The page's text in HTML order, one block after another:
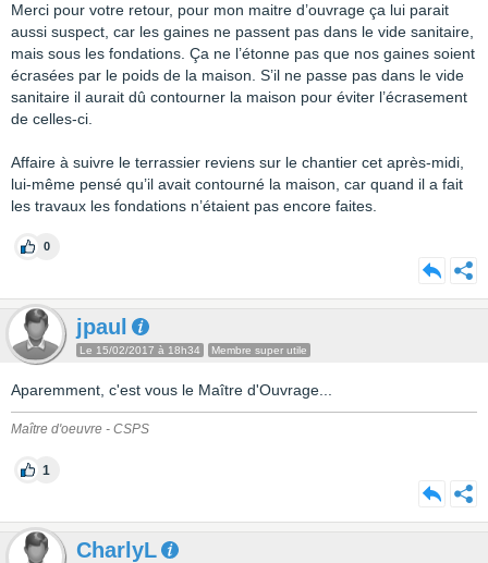
Merci pour votre retour, pour mon maitre d’ouvrage ça lui parait
aussi suspect, car les gaines ne passent pas dans le vide sanitaire,
mais sous les fondations. Ça ne l’étonne pas que nos gaines soient
écrasées par le poids de la maison. S’il ne passe pas dans le vide
sanitaire il aurait dû contourner la maison pour éviter l’écrasement
de celles-ci.
Affaire à suivre le terrassier reviens sur le chantier cet après-midi,
lui-même pensé qu’il avait contourné la maison, car quand il a fait
les travaux les fondations n’étaient pas encore faites.
0
jpaul
Le 15/02/2017 à 18h34 Membre super utile
Aparemment, c'est vous le Maître d'Ouvrage...
Maître d'oeuvre - CSPS
1
CharlyL